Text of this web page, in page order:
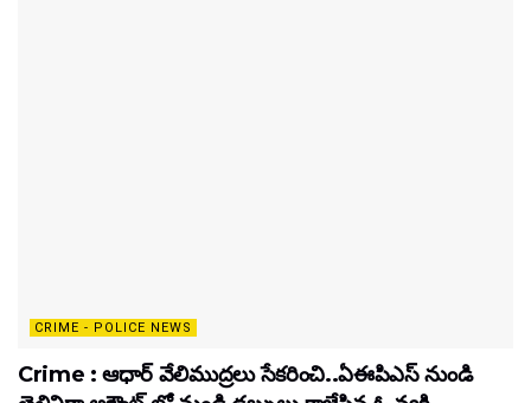
CRIME - POLICE NEWS
Crime : ఆధార్ వేలిముద్రలు సేకరించి..ఏఈపిఎస్ నుండి